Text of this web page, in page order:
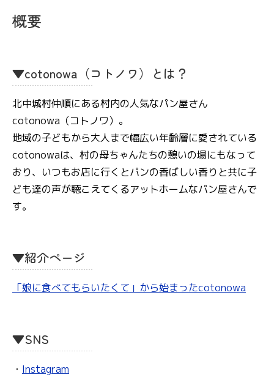
概要
▼cotonowa（コトノワ）とは？
北中城村仲順にある村内の人気なパン屋さん
cotonowa（コトノワ）。
地域の子どもから大人まで幅広い年齢層に愛されている
cotonowaは、村の母ちゃんたちの憩いの場にもなって
おり、いつもお店に行くとパンの香ばしい香りと共に子
ども達の声が聴こえてくるアットホームなパン屋さんで
す。
▼紹介ページ
「娘に食べてもらいたくて」から始まったcotonowa
▼SNS
・ Instagram